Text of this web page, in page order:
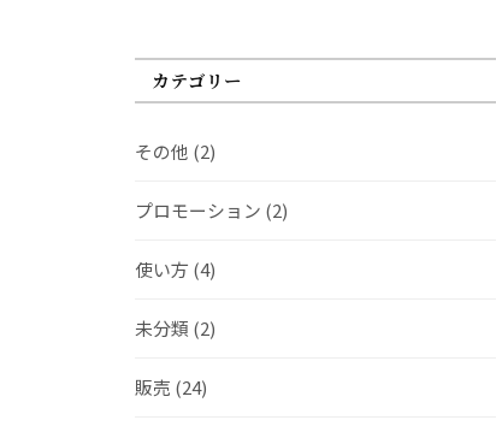
カテゴリー
その他 (2)
プロモーション (2)
使い方 (4)
未分類 (2)
販売 (24)